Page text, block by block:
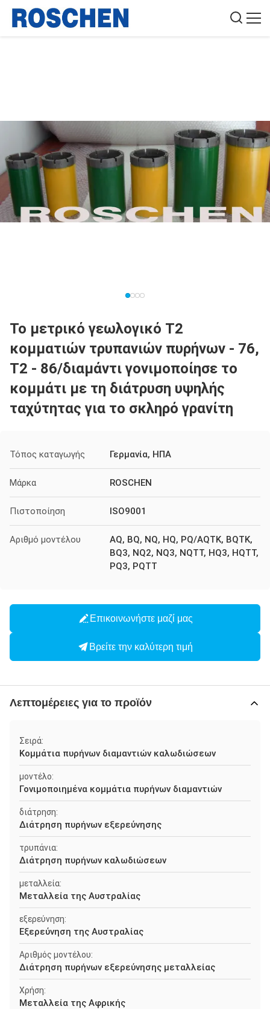
Το μετρικό γεωλογικό T2
κομματιών τρυπανιών πυρήνων - 76,
T2 - 86/διαμάντι γονιμοποίησε το
κομμάτι με τη διάτρυση υψηλής
ταχύτητας για το σκληρό γρανίτη
Τόπος καταγωγής Γερμανία, ΗΠΑ
Μάρκα ROSCHEN
Πιστοποίηση ISO9001
Αριθμό μοντέλου
AQ, BQ, NQ, HQ, PQ/AQTK, BQTK,
BQ3, NQ2, NQ3, NQTT, HQ3, HQTT,
PQ3, PQTT
Επικοινωνήστε μαζί μας
Βρείτε την καλύτερη τιμή
Λεπτομέρειες για το προϊόν
Σειρά:
Κομμάτια πυρήνων διαμαντιών καλωδιώσεων
μοντέλο:
Γονιμοποιημένα κομμάτια πυρήνων διαμαντιών
διάτρηση:
Διάτρηση πυρήνων εξερεύνησης
τρυπάνια:
Διάτρηση πυρήνων καλωδιώσεων
μεταλλεία:
Μεταλλεία της Αυστραλίας
εξερεύνηση:
Εξερεύνηση της Αυστραλίας
Αριθμός μοντέλου:
Διάτρηση πυρήνων εξερεύνησης μεταλλείας
Χρήση:
Μεταλλεία της Αφρικής